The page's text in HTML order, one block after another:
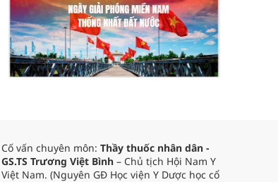
Cố vấn chuyên môn: Thầy thuốc nhân dân -
GS.TS Trương Việt Bình – Chủ tịch Hội Nam Y
Việt Nam. (Nguyên GĐ Học viện Y Dược học cổ